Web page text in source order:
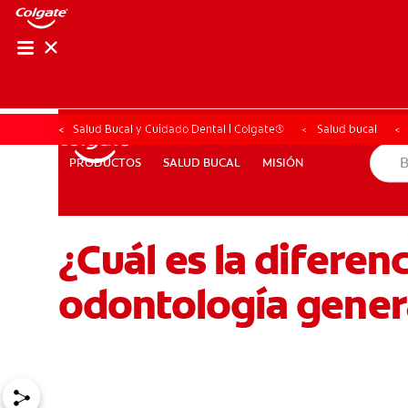
PRODUCTOS SALUD BUCAL MISIÓN
PARA PROFESIONALES CL (ES) SUSCRÍBASE
PRODUCTOS SALUD BUCAL MISIÓN
CHEQUEO DE
Salud Bucal y Cuidado Dental | Colgate® Salud bucal
¿Cuál es la
odontología